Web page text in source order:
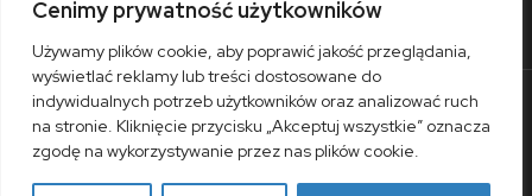
Cenimy prywatność użytkowników
Używamy plików cookie, aby poprawić jakość przeglądania,
wyświetlać reklamy lub treści dostosowane do
indywidualnych potrzeb użytkowników oraz analizować ruch
na stronie. Kliknięcie przycisku „Akceptuj wszystkie” oznacza
zgodę na wykorzystywanie przez nas plików cookie.
Obserwuj nas
O nas Współpraca Kontakt
Sklep
Polityka prywatności
Regulamin